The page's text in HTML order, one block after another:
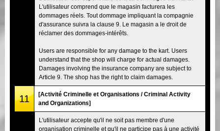
L'utilisateur comprend que le magasin facturera les
dommages réels. Tout dommage impliquant la compagnie
d'assurance suivra la clause 9. Le magasin a le droit de
réclamer des dommages-intérêts.
Users are responsible for any damage to the kart. Users
understand that the shop will charge for actual damages.
Damages involving the insurance company are subject to
Article 9. The shop has the right to claim damages.
11
[Activité Criminelle et Organisations / Criminal Activity
and Organizations]
L'utilisateur accepte qu'il ne soit pas membre d'une
organisation criminelle et qu'il ne participe pas à une activité